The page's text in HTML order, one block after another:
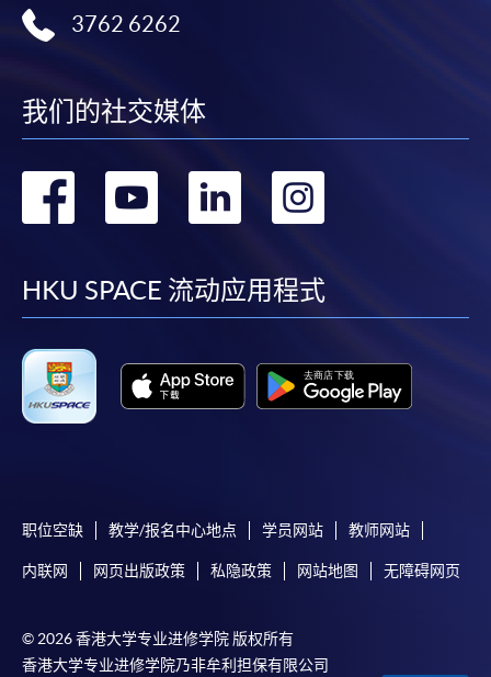
3762 6262
我们的社交媒体
转
facebook
转
youtube
转
linkedin
HKU SPACE 流动应用程式
职位空缺 教学/报名中心地点 学员网站 教师网站
内联网 网页出版政策 私隐政策 网站地图 无障碍网页
© 2026 香港大学专业进修学院 版权所有
香港大学专业进修学院乃非牟利担保有限公司